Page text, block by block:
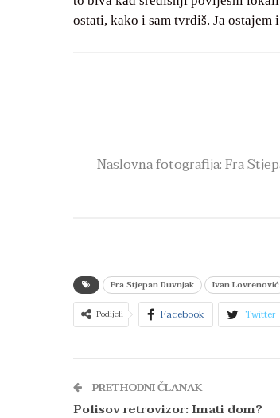
ostati, kako i sam tvrdiš. Ja
Naslovna fotografija: Fra
Fra Stjepan Duvnjak Ivan Lovrenović
Podijeli Facebook Twitter
PRETHODNI ČLANAK
Polisov retrovizor: Imati dom?